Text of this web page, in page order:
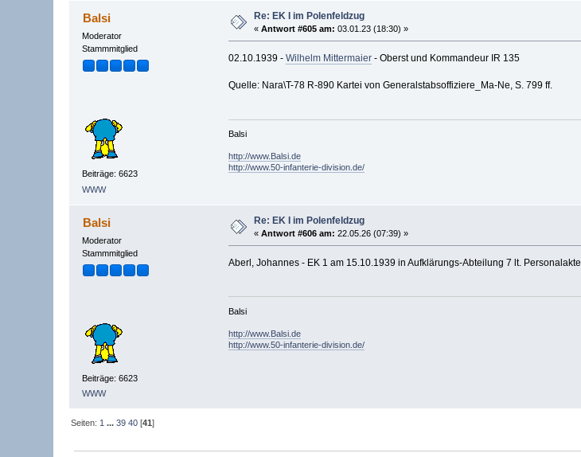
Balsi
Moderator
Stammmitglied
Beiträge: 6623
WWW
Re: EK I im Polenfeldzug
«Antwort #605 am: 03.01.23 (18:30) »
02.10.1939 - Wilhelm Mittermaier- Oberst und Kommandeur IR 135
Quelle: Nara\T-78 R-890 Kartei von Generalstabsoffiziere_Ma-Ne, S. 799 ff.
Balsi
http://www.Balsi.de
http://www.50-infanterie-division.de/
Balsi
Moderator
Stammmitglied
Beiträge: 6623
WWW
Re: EK I im Polenfeldzug
«Antwort #606 am: 22.05.26 (07:39) »
Aberl, Johannes - EK 1 am 15.10.1939 in Aufklärungs-Abteilung 7 lt. Personalakte
Balsi
http://www.Balsi.de
http://www.50-infanterie-division.de/
Seiten: 1 ...39 40 [41]